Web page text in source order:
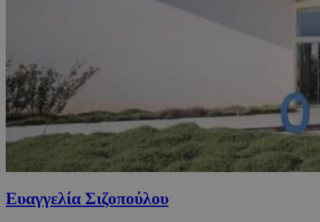
Ευαγγελία Σιζοπούλου